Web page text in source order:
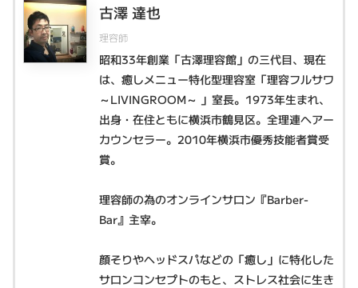
古澤 達也
理容師
昭和33年創業「古澤理容館」の三代目、現在
は、癒しメニュー特化型理容室「理容フルサワ
～LIVINGROOM～ 」室長。1973年生まれ、
出身・在住ともに横浜市鶴見区。全理連ヘアー
カウンセラー。2010年横浜市優秀技能者賞受
賞。
理容師の為のオンラインサロン『Barber-
Bar』主宰。
顔そりやヘッドスパなどの「癒し」に特化した
サロンコンセプトのもと、ストレス社会に生き